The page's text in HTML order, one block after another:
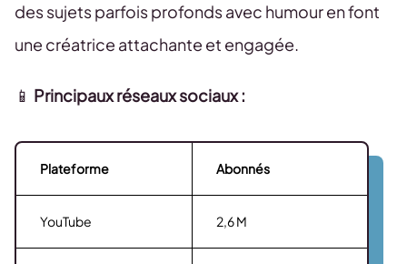
des sujets parfois profonds avec humour en font
une créatrice attachante et engagée.
📱 Principaux réseaux sociaux :
Plateforme Abonnés
YouTube 2,6 M